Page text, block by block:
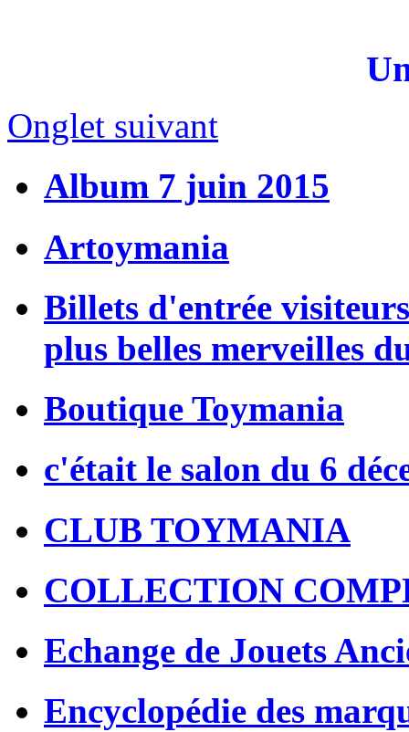
Onglet suivant
Album 7 juin 2015
Artoymania
Billets d'entrée
plus belles merveilles
Boutique Toymania
c'était le salon du 6
CLUB TOYMANIA
COLLECTION
Echange de Jouets
Encyclopédie des